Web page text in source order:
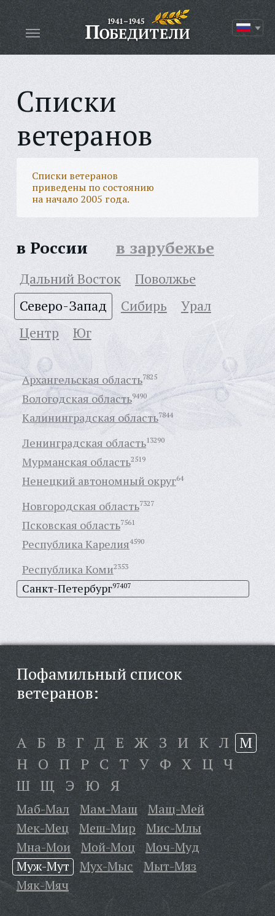
Списки
ветеранов
Списки ветеранов
приведены по состоянию
на начало 2005 года.
в России в зарубежье
Дальний Восток
Поволжье
Северо-Запад
Сибирь
Урал
Центр
Юг
Архангельская область7825
Вологодская область9490
Калининградская область7844
Ленинградская область13290
Мурманская область2519
Ненецкий автономный округ64
Новгородская область7327
Псковская область7561
Республика Карелия4590
Республика Коми2353
Санкт-Петербург97407
Пофамильный список
ветеранов:
А Б В Г Д Е Ж З И К Л М
Н О П Р С Т У Ф Х Ц Ч
Ш Щ Э Ю Я
Маб-Мал Мам-Маш
Мащ-Мей
Мек-Мец
Меш-Мир
Мис-Млы
Мна-Мои
Мой-Моц
Моч-Муд
Муж-Мут
Мух-Мыс
Мыт-Мяз
Мяк-Мяч